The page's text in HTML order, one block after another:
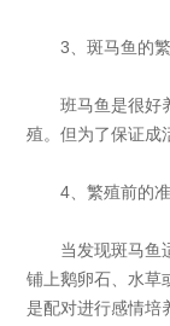
3、斑马鱼的繁
班马鱼是很好养
殖。但为了保证成
4、繁殖前的准
当发现斑马鱼适
铺上鹅卵石、水草
是配对进行感情培